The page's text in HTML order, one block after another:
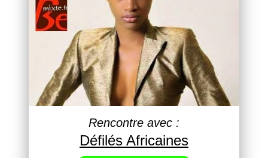
Rencontre avec :
Défilés Africaines